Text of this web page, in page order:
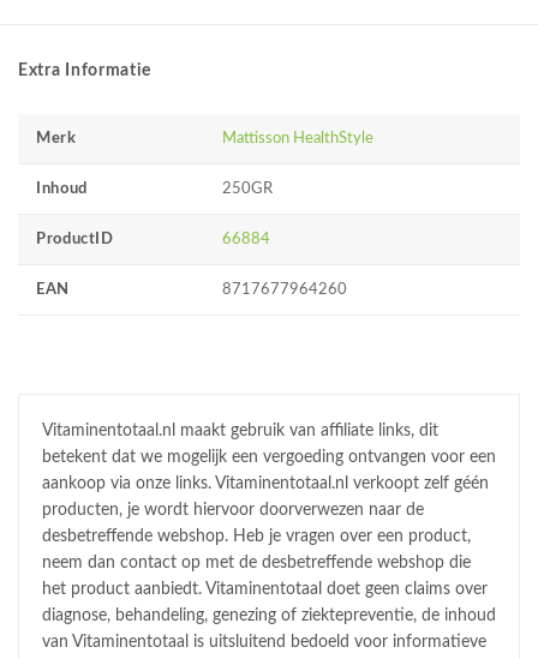
Extra Informatie
Merk Mattisson HealthStyle
Inhoud 250GR
ProductID 66884
EAN 8717677964260
Vitaminentotaal.nl maakt gebruik van affiliate links, dit
betekent dat we mogelijk een vergoeding ontvangen voor een
aankoop via onze links. Vitaminentotaal.nl verkoopt zelf géén
producten, je wordt hiervoor doorverwezen naar de
desbetreffende webshop. Heb je vragen over een product,
neem dan contact op met de desbetreffende webshop die
het product aanbiedt. Vitaminentotaal doet geen claims over
diagnose, behandeling, genezing of ziektepreventie, de inhoud
van Vitaminentotaal is uitsluitend bedoeld voor informatieve